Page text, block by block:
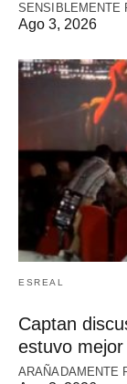
SENSIBLEMENTE
Ago 3, 2026
ESREAL
Captan
estuvo
ARAÑADAMENTE